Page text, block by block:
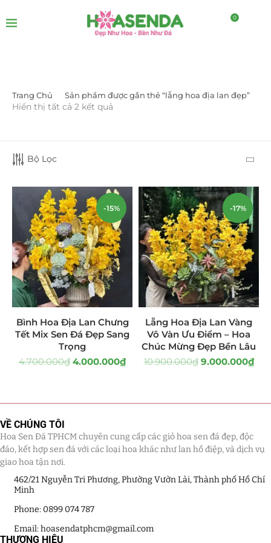
0
LỌC BỞI GIÁ
DANH MỤC SẢN PHẨM
Giá Sỉ Đại Lý (145)
Cây Sen Đá Giá Sỉ
Chậu Sen Đá Mini
Lũa Hồ Điệp Sen Đá
Tiểu Cảnh Lan Sen Đá (63)
Hoa Ngày Lễ 8/3 (38)
Hoa Tặng 14/2
Hoa Tặng 20/10
Trang Chủ Sản phẩm được gắn thẻ “lẵng hoa địa lan đẹp”
Hiển thị tất cả 2 kết quả
Bộ Lọc
-15%
Bình Hoa Địa Lan Chưng
Tết Mix Sen Đá Đẹp Sang
Trọng
4.700.000₫ 4.000.000₫
-17%
Lẵng Hoa Địa Lan Vàng
Vô Vàn Ưu Điểm – Hoa
Chúc Mừng Đẹp Bền Lâu
10.900.000₫ 9.000.000₫
VỀ CHÚNG TÔI
Hoa Sen Đá TPHCM chuyên cung cấp các giỏ hoa sen đá đẹp, độc
đáo, kết hợp sen đá với các loại hoa khác như lan hồ điệp, và dịch vụ
giao hoa tận nơi.
462/21 Nguyễn Tri Phương, Phường Vườn Lài, Thành phố Hồ Chí
Minh
Phone: 0899 074 787
Email: hoasendatphcm@gmail.com
THƯƠNG HIỆU